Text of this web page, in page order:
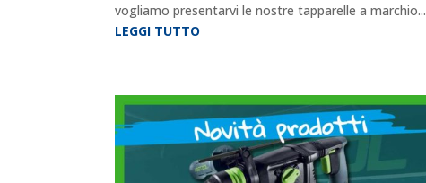
vogliamo presentarvi le nostre tapparelle a marchio...
LEGGI TUTTO